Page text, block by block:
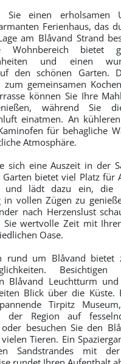
Sie einen erholsamen
Ferienhaus, das
am Blåvand Strand
Wohnbereich bietet
und einen
den schönen Garten.
zum gemeinsamen
können Sie Ihre
während Sie
einatmen. An
für behagliche
Atmosphäre.
sich eine Auszeit in der
bietet viel Platz für
und lädt dazu ein, die
in vollen Zügen zu
nach Herzenslust
Sie wertvolle Zeit mit
Oase.
rund um Blåvand bietet
Blåvand Leuchtturm und
Blick über die Küste.
Tirpitz
der Region auf
besuchen Sie den
Tieren. Ein
Sandstrandes mit